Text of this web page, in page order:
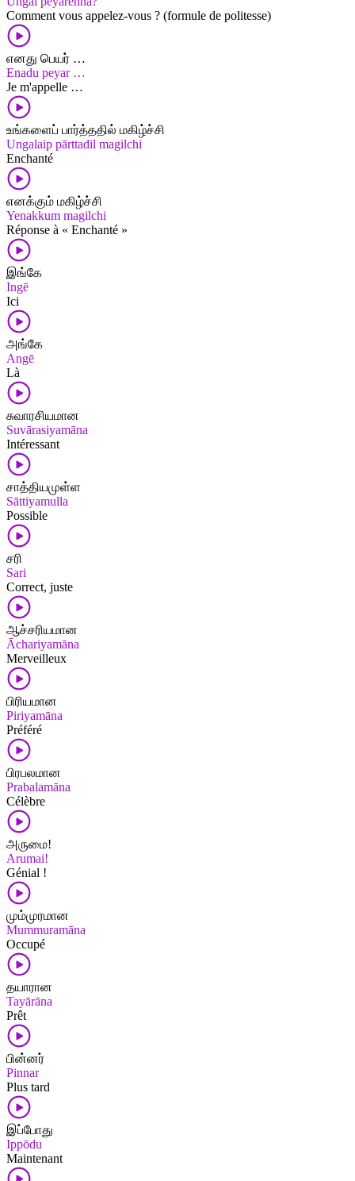
Comment vous appelez-vous ? (formule de politesse)
எனது பெயர் …
Enadu peyar …
Je m'appelle …
உங்களைப் பார்த்ததில் மகிழ்ச்சி
Ungalaip pārttadil magilchi
Enchanté
எனக்கும் மகிழ்ச்சி
Yenakkum magilchi
Réponse à « Enchanté »
இங்கே
Ingē
Ici
அங்கே
Angē
Là
சுவாரசியமான
Suvārasiyamāna
Intéressant
சாத்தியமுள்ள
Sāttiyamulla
Possible
சரி
Sari
Correct, juste
ஆச்சரியமான
Āchariyamāna
Merveilleux
பிரியமான
Piriyamāna
Préféré
பிரபலமான
Prabalamāna
Célèbre
அருமை!
Arumai!
Génial !
மும்முரமான
Mummuramāna
Occupé
தயாரான
Tayārāna
Prêt
பின்னர்
Pinnar
Plus tard
இப்போது
Ippōdu
Maintenant